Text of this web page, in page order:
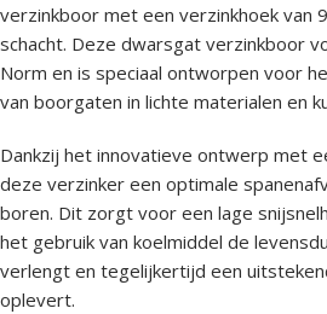
verzinkboor met een verzinkhoek van
schacht. Deze dwarsgat verzinkboor
Norm en is speciaal ontworpen voor
van boorgaten in lichte materialen en
Dankzij het innovatieve ontwerp met
deze verzinker een optimale
boren. Dit zorgt voor een lage
het gebruik van koelmiddel de
verlengt en tegelijkertijd een
oplevert.